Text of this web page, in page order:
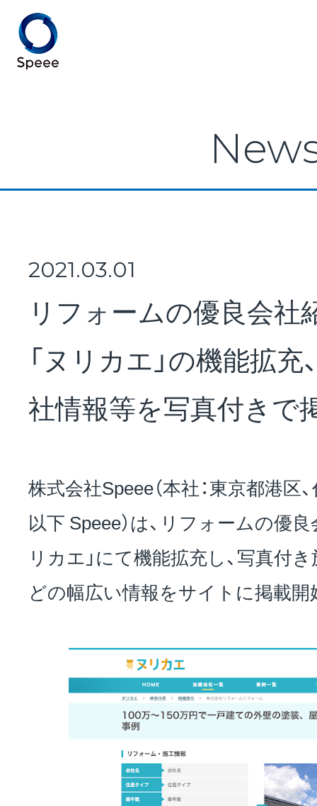
Speeeとは
NEWS
会社概要
サステナビリティ
投資家情報
お問い合わせ
2021.03.01
リフォームの優良会社
「ヌリカエ」の機能拡
社情報等を写真付きで
株式会社Speee（本社：東京都港区
以下 Speee）は、リフォームの優
リカエ」にて機能拡充し、写真付
どの幅広い情報をサイトに掲載